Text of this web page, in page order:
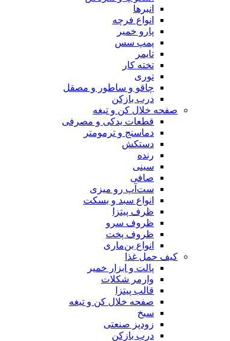
انبرها
انواع فرچه
پارو خمیر
پمپ سس
تایمر
تخته کار
توری
چاقو و ساطور و مصقل
درب بازکن
صفحه خلال کن و تیغه
قطعات یدکی و مصرفی
دماسنج و ترمومتر
دستکش
رنده
سینی
صافی
ست‌آپ رو میزی
انواع سبد و بسکت
ظرف پیتزا
ظروف سرو
ظروف پخت
انواع بن‌ماری
کیف حمل غذا
پالت و ابزار خمیر
وارمر شکلات
قالب پیتزا
صفحه خلال کن و تیغه
سیخ
زودپز صنعتی
درب بازکن